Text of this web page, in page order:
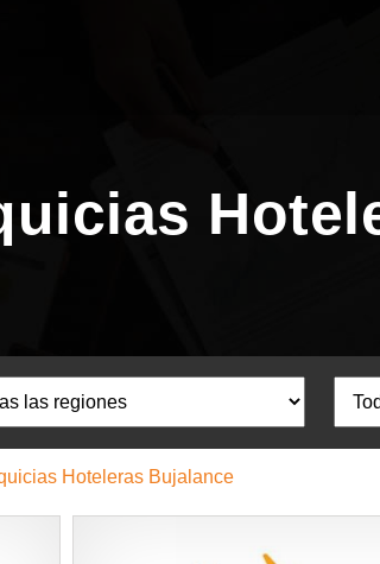
Hoteleras Bujalance